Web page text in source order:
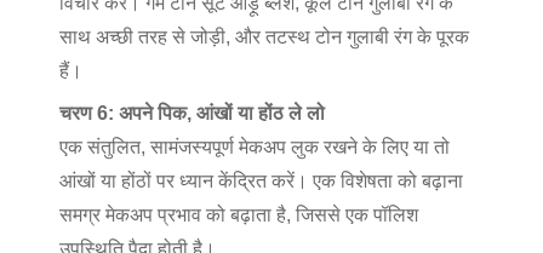
साथ अच्छी तरह से जोड़ी, और तटस्थ टोन गुलाबी रंग के पूरक
हैं।
चरण 6: अपने पिक, आंखों या होंठ ले लो
एक संतुलित, सामंजस्यपूर्ण मेकअप लुक रखने के लिए या तो
आंखों या होंठों पर ध्यान केंद्रित करें। एक विशेषता को बढ़ाना
समग्र मेकअप प्रभाव को बढ़ाता है, जिससे एक पॉलिश
उपस्थिति पैदा होती है।